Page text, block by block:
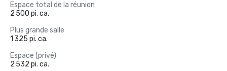
Espace total de la réunion
2 500 pi. ca.
Plus grande salle
1 325 pi. ca.
Espace (privé)
2 532 pi. ca.